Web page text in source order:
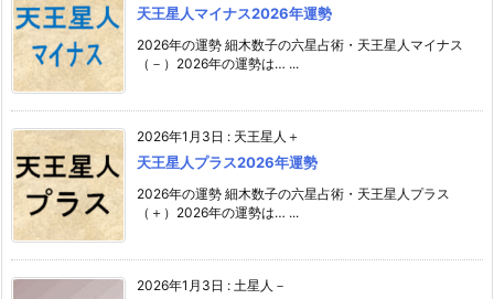
天王星人マイナス2026年運勢
2026年の運勢 細木数子の六星占術・天王星人マイナス
（－）2026年の運勢は… ...
2026年1月3日 : 天王星人＋
天王星人プラス2026年運勢
2026年の運勢 細木数子の六星占術・天王星人プラス
（＋）2026年の運勢は… ...
2026年1月3日 : 土星人－